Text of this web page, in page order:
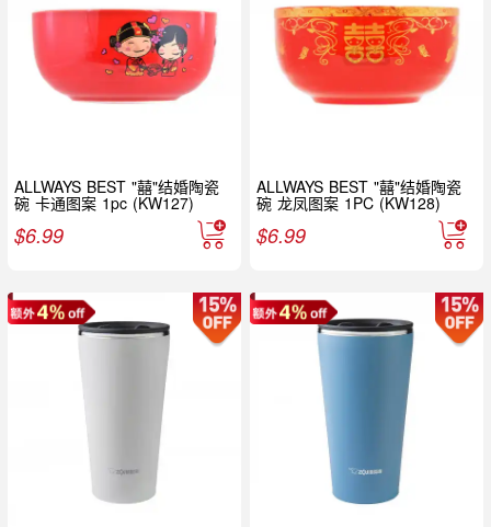
ALLWAYS BEST "囍"结婚陶瓷
碗 卡通图案 1pc (KW127)
$6.99
ALLWAYS BEST "囍"结婚陶瓷
碗 龙凤图案 1PC (KW128)
$6.99